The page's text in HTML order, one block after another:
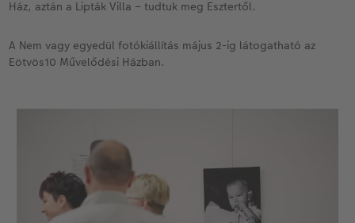
Ház, aztán a Lipták Villa – tudtuk meg Esztertől.
A Nem vagy egyedül fotókiállítás május 2-ig látogatható az
Eötvös10 Művelődési Házban.